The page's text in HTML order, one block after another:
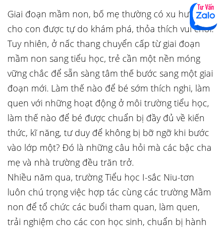
Giai đoạn mầm non, bố mẹ thường có xu hướng
cho con được tự do khám phá, thỏa thích vui chơi.
Tuy nhiên, ở nấc thang chuyển cấp từ giai đoạn
mầm non sang tiểu học, trẻ cần một nền móng
vững chắc để sẵn sàng tâm thế bước sang một giai
đoạn mới. Làm thế nào để bé sớm thích nghi, làm
quen với những hoạt động ở môi trường tiểu học,
làm thế nào để bé được chuẩn bị đầy đủ về kiến
thức, kĩ năng, tư duy để không bị bỡ ngỡ khi bước
vào lớp một? Đó là những câu hỏi mà các bậc cha
mẹ và nhà trường đều trăn trở.
Nhiều năm qua, trường Tiểu học I-sắc Niu-tơn
luôn chú trọng việc hợp tác cùng các trường Mầm
non để tổ chức các buổi tham quan, làm quen,
trải nghiệm cho các con học sinh, chuẩn bị hành